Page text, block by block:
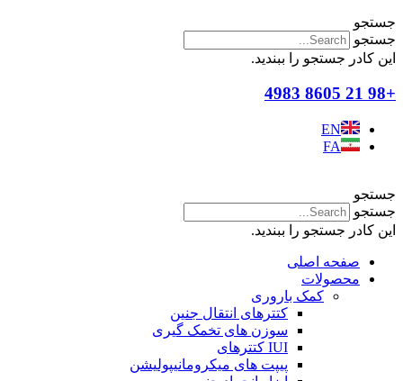
جستجو
جستجو
این کادر جستجو را ببندید.
+98 21 8605 4983
EN
FA
جستجو
جستجو
این کادر جستجو را ببندید.
صفحه اصلی
محصولات
کمک باروری
کتترهای انتقال جنین
سوزن های تخمک گیری
IUI کتترهای
پیپت های میکرومانیپولیشن